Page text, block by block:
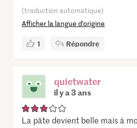
(traduction automatique)
Afficher la langue d’origine
1 Répondre
quietwater
il y a 3 ans
La pâte devient belle mais à